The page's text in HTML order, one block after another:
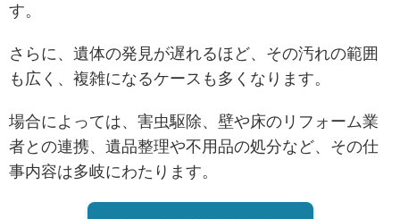
す。
さらに、遺体の発見が遅れるほど、その汚れの範囲
も広く、複雑になるケースも多くなります。
場合によっては、害虫駆除、壁や床のリフォーム業
者との連携、遺品整理や不用品の処分など、その仕
事内容は多岐にわたります。